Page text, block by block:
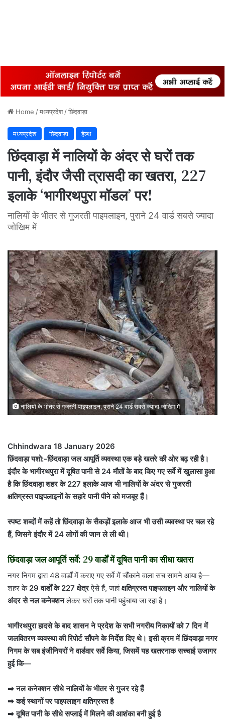
Home /मध्यप्रदेश /छिंदवाड़ा
मध्यप्रदेश छिंदवाड़ा हेल्थ
छिंदवाड़ा में नालियों के अंदर से घरों तक
पानी, इंदौर जैसी त्रासदी का खतरा, 227
इलाके ‘भागीरथपुरा मॉडल’ पर!
नालियों के भीतर से गुजरती पाइपलाइन, पुराने 24 वार्ड सबसे ज्यादा
जोखिम में
नालियों के भीतर से गुजरती पाइपलाइन, पुराने 24 वार्ड सबसे ज्यादा जोखिम में
Chhindwara 18 January 2026
छिंदवाड़ा यशो:-छिंदवाड़ा जल आपूर्ति व्यवस्था एक बड़े खतरे की ओर बढ़ रही है।
इंदौर के भागीरथपुरा में दूषित पानी से 24 मौतों के बाद किए गए सर्वे में खुलासा हुआ
है कि छिंदवाड़ा शहर के 227 इलाके आज भी नालियों के अंदर से गुजरती
क्षतिग्रस्त पाइपलाइनों के सहारे पानी पीने को मजबूर हैं।
स्पष्ट शब्दों में कहें तो छिंदवाड़ा के सैकड़ों इलाके आज भी उसी व्यवस्था पर चल रहे
हैं, जिसने इंदौर में 24 लोगों की जान ले ली थी।
छिंदवाड़ा जल आपूर्ति सर्वे: 29 वार्डों में दूषित पानी का सीधा खतरा
नगर निगम द्वारा 48 वार्डों में कराए गए सर्वे में चौंकाने वाला सच सामने आया है—
शहर के 29 वार्डों के 227 क्षेत्रऐसे हैं, जहांक्षतिग्रस्त पाइपलाइन और नालियों के
अंदर से नल कनेक्शनलेकर घरों तक पानी पहुंचाया जा रहा है।
भागीरथपुरा हादसे के बाद शासन ने प्रदेश के सभी नगरीय निकायों को 7 दिन में
जलवितरण व्यवस्था की रिपोर्ट सौंपने के निर्देश दिए थे। इसी क्रम में छिंदवाड़ा नगर
निगम के सब इंजीनियरों ने वार्डवार सर्वे किया, जिसमें यह खतरनाक सच्चाई उजागर
हुई कि—
➡ नल कनेक्शन सीधे नालियों के भीतर से गुजर रहे हैं
➡ कई स्थानों पर पाइपलाइन क्षतिग्रस्त है
➡ दूषित पानी के सीधे सप्लाई में मिलने की आशंका बनी हुई है